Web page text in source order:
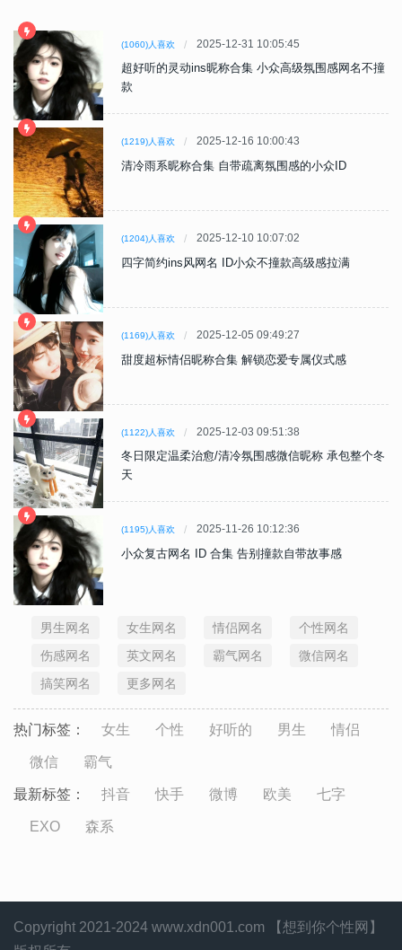
(1060)人喜欢 2025-12-31 10:05:45
超好听的灵动ins昵称合集 小众高级氛围感网名不撞
款
(1219)人喜欢 2025-12-16 10:00:43
清冷雨系昵称合集 自带疏离氛围感的小众ID
(1204)人喜欢 2025-12-10 10:07:02
四字简约ins风网名 ID小众不撞款高级感拉满
(1169)人喜欢 2025-12-05 09:49:27
甜度超标情侣昵称合集 解锁恋爱专属仪式感
(1122)人喜欢 2025-12-03 09:51:38
冬日限定温柔治愈/清冷氛围感微信昵称 承包整个冬
天
(1195)人喜欢 2025-11-26 10:12:36
小众复古网名 ID 合集 告别撞款自带故事感
男生网名 女生网名 情侣网名
个性网名
伤感网名
英文网名 霸气网名
微信网名
搞笑网名
更多网名
热门标签： 女生 个性 好听的 男生 情侣
微信 霸气
最新标签： 抖音 快手 微博 欧美 七字
EXO 森系
Copyright 2021-2024 www.xdn001.com 【想到你个性网】